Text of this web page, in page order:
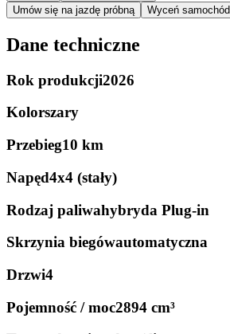
Umów się na jazdę próbną
Wyceń
Dane techniczne
Rok produkcji2026
Kolorszary
Przebieg10 km
Napęd4x4 (stały)
Rodzaj paliwahybryda Plug-in
Skrzynia biegówautomatyczna
Drzwi4
Pojemność / moc2894 cm³